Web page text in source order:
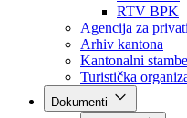
Direkcija za
Javna preduzeća
BPK šume
RTV BPK
Agencija za
Arhiv kantona
Kantonalni